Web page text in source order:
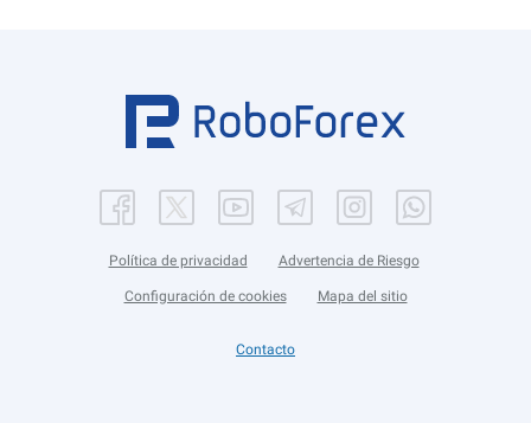
Política de privacidad Advertencia de Riesgo
Configuración de cookies Mapa del sitio
Contacto